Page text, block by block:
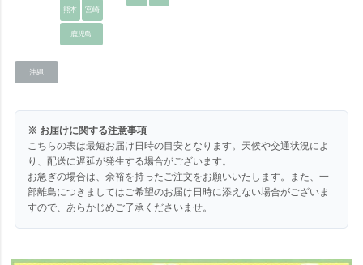
熊本 宮崎
鹿児島
沖縄
※ お届けに関する注意事項
こちらの表は最短お届け日時の目安となります。天候や交通状況によ
り、配送に遅延が発生する場合がございます。
お急ぎの場合は、余裕を持ったご注文をお願いいたします。また、一
部離島につきましてはご希望のお届け日時に添えない場合がございま
すので、あらかじめご了承くださいませ。